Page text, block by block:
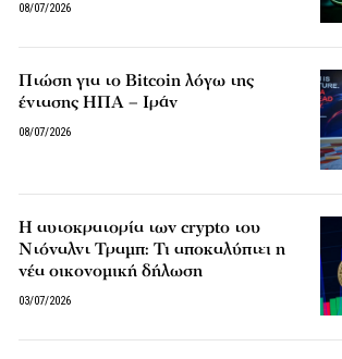
08/07/2026
Πτώση για το Bitcoin λόγω της
έντασης ΗΠΑ – Ιράν
08/07/2026
Η αυτοκρατορία των crypto του
Ντόναλντ Τραμπ: Τι αποκαλύπτει η
νέα οικονομική δήλωση
03/07/2026